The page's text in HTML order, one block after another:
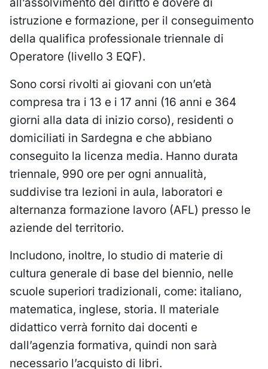
all’assolvimento del diritto e dovere di
istruzione e formazione, per il conseguimento
della qualifica professionale triennale di
Operatore (livello 3 EQF).
Sono corsi rivolti ai giovani con un’età
compresa tra i 13 e i 17 anni (16 anni e 364
giorni alla data di inizio corso), residenti o
domiciliati in Sardegna e che abbiano
conseguito la licenza media. Hanno durata
triennale, 990 ore per ogni annualità,
suddivise tra lezioni in aula, laboratori e
alternanza formazione lavoro (AFL) presso le
aziende del territorio.
Includono, inoltre, lo studio di materie di
cultura generale di base del biennio, nelle
scuole superiori tradizionali, come: italiano,
matematica, inglese, storia. Il materiale
didattico verrà fornito dai docenti e
dall’agenzia formativa, quindi non sarà
necessario l’acquisto di libri.